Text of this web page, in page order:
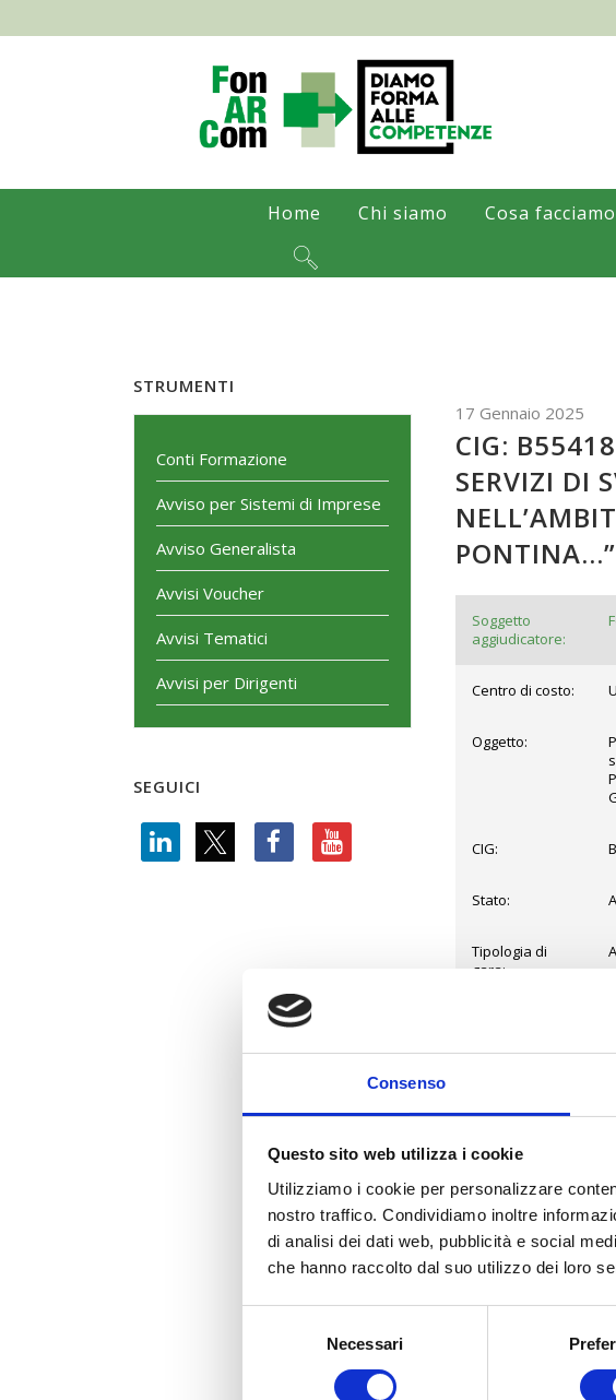
Consenso
Questo sito web utilizza i cookie
Utilizziamo i cookie per personalizzare
nostro traffico. Condividiamo inoltre
di analisi dei dati web, pubblicità e social
che hanno raccolto dal suo utilizzo dei loro
Necessari
Home Chi siamo Cosa facciamo
STRUMENTI
Conti Formazione
Avviso per Sistemi di Imprese
Avviso Generalista
Avvisi Voucher
Avvisi Tematici
Avvisi per Dirigenti
SEGUICI
17 Gennaio 2025
CIG:
SERVIZI DI
PONTINA…”
Soggetto
aggiudicatore:
Centro di costo:
Oggetto:
CIG:
Stato:
Tipologia di
gara:
della gara:
Data inizio
Data scadenza:
Importo :
aggiudicazione: